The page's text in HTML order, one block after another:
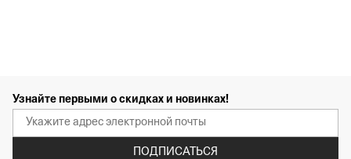
Узнайте первыми о скидках и новинках!
ПОДПИСАТЬСЯ